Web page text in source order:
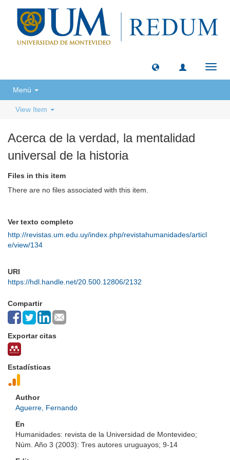
Menú
View Item
Acerca de la verdad, la mentalidad
universal de la historia
Files in this item
There are no files associated with this item.
Ver texto completo
http://revistas.um.edu.uy/index.php/revistahumanidades/articl
e/view/134
URI
https://hdl.handle.net/20.500.12806/2132
Compartir
Exportar citas
Estadísticas
Author
Aguerre, Fernando
En
Humanidades: revista de la Universidad de Montevideo;
Núm. Año 3 (2003): Tres autores uruguayos; 9-14